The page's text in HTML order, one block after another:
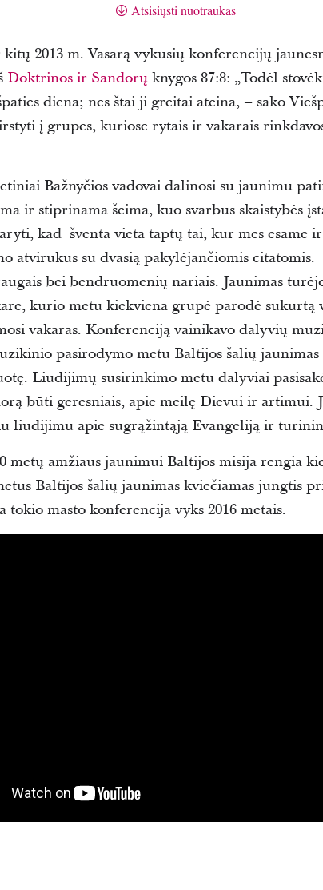
Atsisiųsti nuotraukas
2013 m. Vasarą vykusių konferencijų
Doktrinos ir Sandorų knygos 87:8: „Todėl
diena; nes štai ji greitai ateina, – sako
į grupes, kuriose rytais ir vakarais
Bažnyčios vadovai dalinosi su jaunimu
ir stiprinama šeima, kuo svarbus skaistybės
kad šventa vieta taptų tai, kur mes esame
atvirukus su dvasią pakylėjančiomis
bei bendruomenių nariais. Jaunimas
kurio metu kiekviena grupė parodė sukurtą
vakaras. Konferenciją vainikavo dalyvių
pasirodymo metu Baltijos šalių jaunimas
Liudijimų susirinkimo metu dalyviai
būti geresniais, apie meilę Dievui ir artimui.
liudijimu apie sugrąžintąją Evangeliją ir
metų amžiaus jaunimui Baltijos misija rengia
Baltijos šalių jaunimas kviečiamas jungtis
masto konferencija vyks 2016 metais.